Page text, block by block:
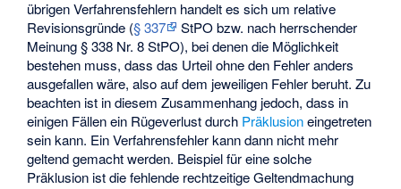
übrigen Verfahrensfehlern handelt es sich um relative
Revisionsgründe (§ 337
StPO bzw. nach herrschender
Meinung § 338 Nr. 8 StPO), bei denen die Möglichkeit
bestehen muss, dass das Urteil ohne den Fehler anders
ausgefallen wäre, also auf dem jeweiligen Fehler beruht. Zu
beachten ist in diesem Zusammenhang jedoch, dass in
einigen Fällen ein Rügeverlust durch Präklusioneingetreten
sein kann. Ein Verfahrensfehler kann dann nicht mehr
geltend gemacht werden. Beispiel für eine solche
Präklusion ist die fehlende rechtzeitige Geltendmachung